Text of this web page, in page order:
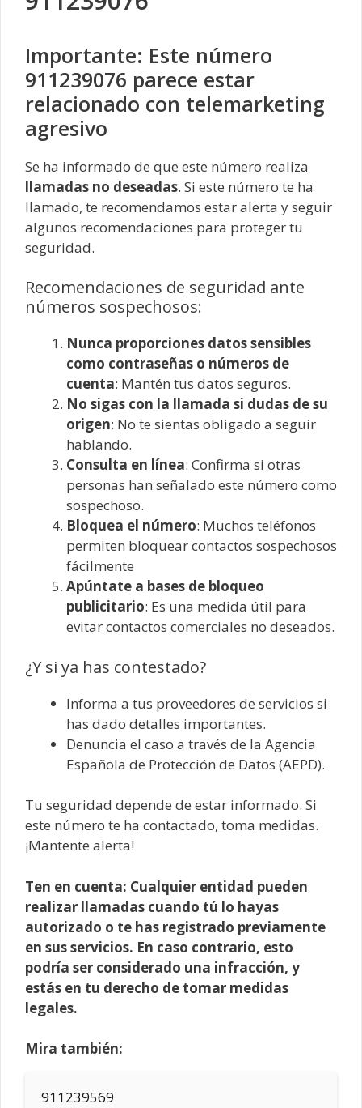
Importante: Este número
911239076 parece estar
relacionado con telemarketing
agresivo
Se ha informado de que este número realiza
llamadas no deseadas. Si este número te ha
llamado, te recomendamos estar alerta y seguir
algunos recomendaciones para proteger tu
seguridad.
Recomendaciones de seguridad ante
números sospechosos:
Nunca proporciones datos sensibles
como contraseñas o números de
cuenta: Mantén tus datos seguros.
No sigas con la llamada si dudas de su
origen: No te sientas obligado a seguir
hablando.
Consulta en línea: Confirma si otras
personas han señalado este número como
sospechoso.
Bloquea el número: Muchos teléfonos
permiten bloquear contactos sospechosos
fácilmente
Apúntate a bases de bloqueo
publicitario: Es una medida útil para
evitar contactos comerciales no deseados.
¿Y si ya has contestado?
Informa a tus proveedores de servicios si
has dado detalles importantes.
Denuncia el caso a través de la Agencia
Española de Protección de Datos (AEPD).
Tu seguridad depende de estar informado. Si
este número te ha contactado, toma medidas.
¡Mantente alerta!
Ten en cuenta: Cualquier entidad pueden
realizar llamadas cuando tú lo hayas
autorizado o te has registrado previamente
en sus servicios. En caso contrario, esto
podría ser considerado una infracción, y
estás en tu derecho de tomar medidas
legales.
Mira también:
911239569